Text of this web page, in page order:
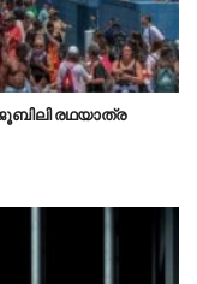
രഥയാത്ര